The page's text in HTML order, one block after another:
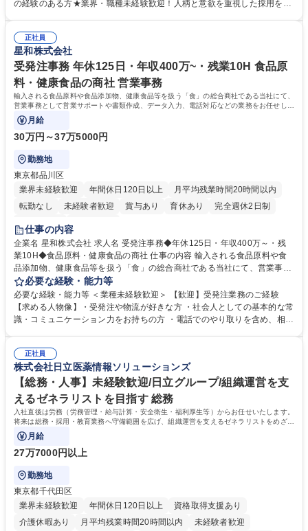
当社の指定する業務 募集職種 東京都品川区【営業アシスタント】未経験O
K◆受発注・事務◆年間休日130日
の経験のある方★業界・職種未経験歓迎！人柄と意欲を重視した採用を行
変化に臨機応変かつ柔軟に対応できる方、約束を守り正確に作業を進めら
れる方を求めています。高度なPCスキルや関数知識は一切不要です。丁
寧な指導体制が整っているため、安心してお仕事をスタートしていただけ
ます。 学歴・資格 学歴：大学院 大学 高専 短大 専修学校 高校 語学力：
資格：
正社員
星和株式会社
受発注事務 年休125日・年収400万~・残業10H 食品原
料・健康食品の商社 営業事務
輸入される食品原料や食品添加物、健康食品等を扱う「食」の総合商社である当社にて、
営業事務として営業サポートや書類作成、データ入力、電話対応などの業務をお任せしま
す。
月給
30万円～37万5000円
勤務地
東京都品川区
業界未経験歓迎
年間休日120日以上
月平均残業時間20時間以内
転勤なし
未経験者歓迎 賞与あり 育休あり
完全週休2日制
交通費支給
仕事の内容
企業名 星和株式会社 求人名 受発注事務◆年休125日・年収400万～・残
業10H◆食品原料・健康食品の商社 仕事の内容 輸入される食品原料や食
品添加物、健康食品等を扱う「食」の総合商社である当社にて、営業事務
として営業サポートや書類作成、データ入力、電話対応などの業務をお任
せします。 ・受注／出荷指示／売上管理／仕入管理／在庫管理／お客様や
倉庫と電話確認など、販売に関わる事務、営業サポートをお願いします。
・入社後は商品について覚えることから始め、先輩社員OJTと共に業務を
万～・残業10H◆食品原料・健康食品の商社
必要な経験・能力等
必要な経験・能力等 ＜業種未経験歓迎＞ 【歓迎】受発注業務のご経験
【求める人物像】・受発注や物流が好きな方 ・社会人としての基本的な常
識・コミュニケーション力をお持ちの方 ・電話でのやり取りを含め、相手
演算ができる方 ・業務ルールや指示を理解し、行動できる方 学歴・資格
学歴：大学院 大学 短大 語学力： 資格：
正社員
株式会社日立医薬情報ソリューションズ
【総務・人事】未経験歓迎/日立グループ/組織運営を支
えるゼネラリストを目指す 総務
入社直後は労務（労務管理・給与計算・安全衛生・福利厚生等）からお任せいたします。
将来は総務・採用・教育業務へ守備範囲を広げ、組織運営を支えるゼネラリストをめざせ
ます。
月給
27万7000円以上
勤務地
東京都千代田区
業界未経験歓迎
年間休日120日以上
資格取得支援あり
介護休暇あり
月平均残業時間20時間以内 未経験者歓迎